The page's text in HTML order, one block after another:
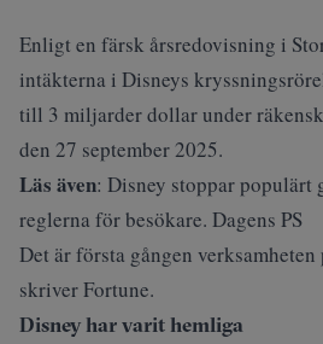
Enligt en färsk årsredovisning i
intäkterna i Disneys
till 3 miljarder dollar under
den 27 september 2025.
Läs även: Disney stoppar populärt
reglerna för besökare. Dagens PS
Det är första gången verksamheten
skriverFortune.
Disney har varit hemliga